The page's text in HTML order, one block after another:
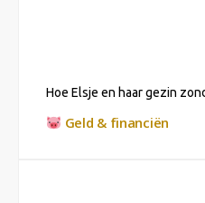
Hoe Elsje en haar gezin
Geld & financiën